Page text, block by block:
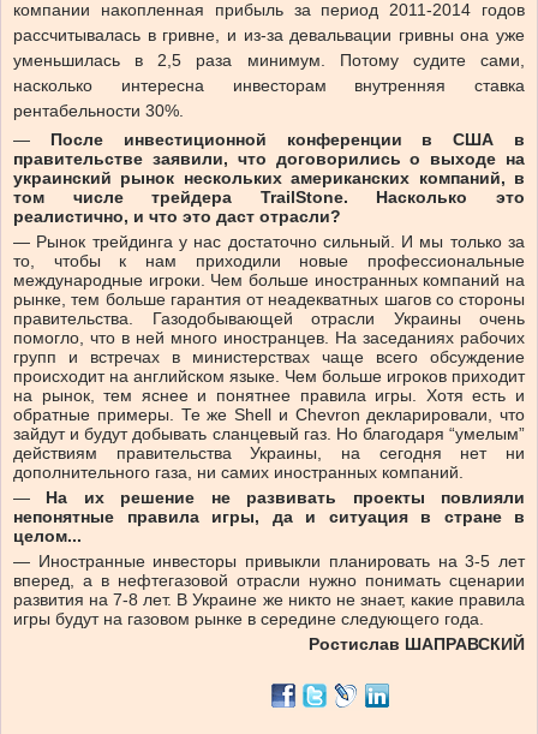
компании накопленная прибыль за период 2011-2014 годов
рассчитывалась в гривне, и из-за девальвации гривны она уже
уменьшилась в 2,5 раза минимум. Потому судите сами,
насколько интересна инвесторам внутренняя ставка
рентабельности 30%.
— После инвестиционной конференции в США в
правительстве заявили, что договорились о выходе на
украинский рынок нескольких американских компаний, в
том числе трейдера TrailStone. Насколько это
реалистично, и что это даст отрасли?
— Рынок трейдинга у нас достаточно сильный. И мы только за
то, чтобы к нам приходили новые профессиональные
международные игроки. Чем больше иностранных компаний на
рынке, тем больше гарантия от неадекватных шагов со стороны
правительства. Газодобывающей отрасли Украины очень
помогло, что в ней много иностранцев. На заседаниях рабочих
групп и встречах в министерствах чаще всего обсуждение
происходит на английском языке. Чем больше игроков приходит
на рынок, тем яснее и понятнее правила игры. Хотя есть и
обратные примеры. Те же Shell и Chevron декларировали, что
зайдут и будут добывать сланцевый газ. Но благодаря “умелым”
действиям правительства Украины, на сегодня нет ни
дополнительного газа, ни самих иностранных компаний.
— На их решение не развивать проекты повлияли
непонятные правила игры, да и ситуация в стране в
целом...
— Иностранные инвесторы привыкли планировать на 3-5 лет
вперед, а в нефтегазовой отрасли нужно понимать сценарии
развития на 7-8 лет. В Украине же никто не знает, какие правила
игры будут на газовом рынке в середине следующего года.
Ростислав ШАПРАВСКИЙ